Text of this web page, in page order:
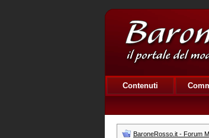
Contenuti
BaroneRosso.it - Forum